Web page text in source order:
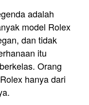
adalah
model Rolex
dan tidak
itu
Orang
hanya dari